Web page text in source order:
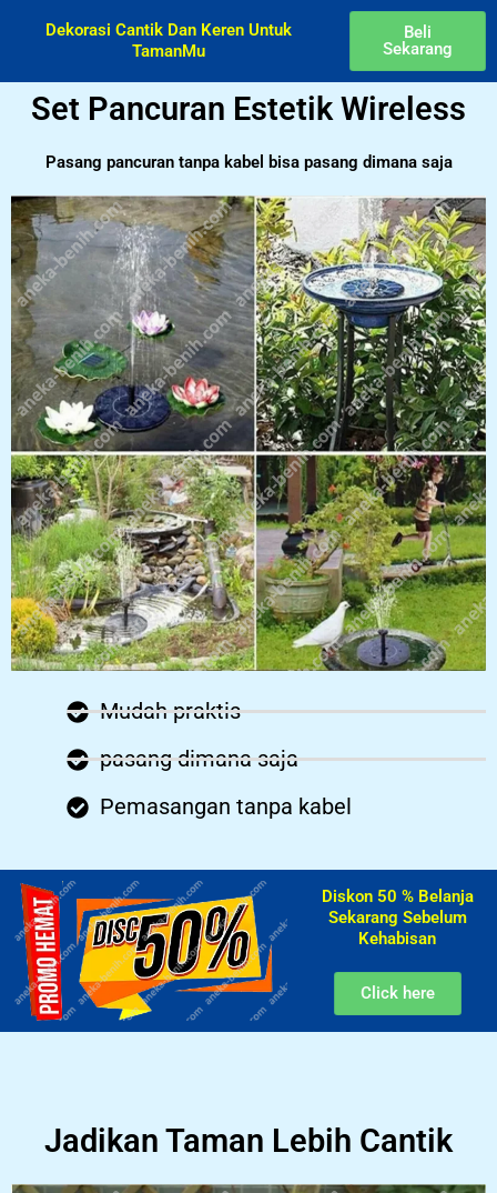
Dekorasi Cantik Dan Keren Untuk
TamanMu
Beli
Sekarang
Set Pancuran Estetik Wireless
Pasang pancuran tanpa kabel bisa pasang dimana saja
Mudah praktis
pasang dimana saja
Pemasangan tanpa kabel
Diskon 50 % Belanja
Sekarang Sebelum
Kehabisan​
Click here
Jadikan Taman Lebih Cantik